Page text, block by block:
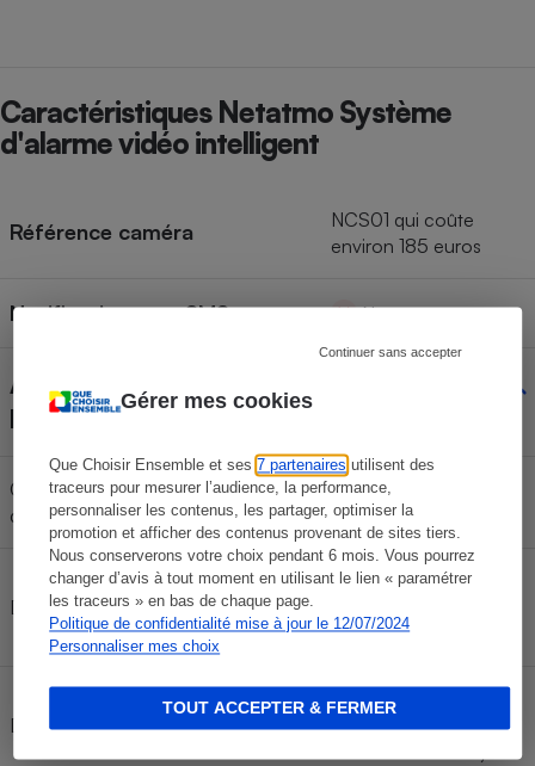
Gérer mes cookies
Que Choisir Ensemble et ses7 partenaires utilisent des
traceurs pour mesurer l’audience, la performance,
personnaliser les contenus, les partager, optimiser la
promotion et afficher des contenus provenant de sites tiers.
Nous conserverons votre choix pendant 6 mois. Vous pourrez
changer d’avis à tout moment en utilisant le lien « paramétrer
les traceurs » en bas de chaque page.
Politique de confidentialité mise à jour le 12/07/2024
Personnaliser mes choix
Continuer sans accepter
TOUT ACCEPTER & FERMER
Caractéristiques Netatmo Système
d'alarme vidéo intelligent
Référence caméra
NCS01 qui coûte
environ 185 euros
Notifications par SMS Non
Accessoires inclus dans
le kit
Caméra intérieure avec détecteur
de mouvement
Oui
Détecteur ouverture porte/fenêtre
3 (référence DTG-EC
30 euros)
Détecteur(s) de mouvement
1 (référence Camera
Welcome et qui coûte